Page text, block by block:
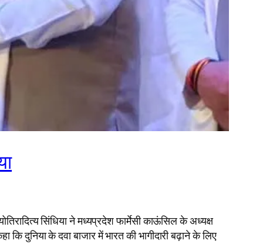
सिंधिया ने मध्यप्रदेश फार्मेसी काऊंसिल के अध्यक्ष
दुनिया के दवा बाजार में भारत की भागीदारी बढ़ाने के लिए